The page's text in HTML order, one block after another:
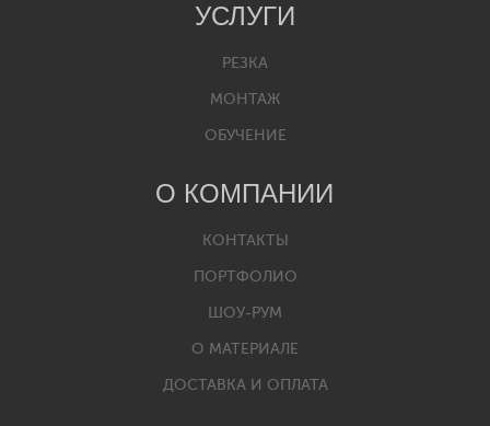
УСЛУГИ
РЕЗКА
МОНТАЖ
ОБУЧЕНИЕ
О КОМПАНИИ
КОНТАКТЫ
ПОРТФОЛИО
ШОУ-РУМ
О МАТЕРИАЛЕ
ДОСТАВКА И ОПЛАТА